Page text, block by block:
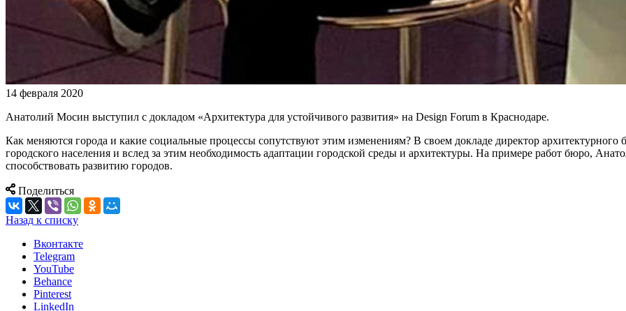
14 февраля 2020
Анатолий Мосин выступил с докладом «Архитектура для устойчивого развития» на Design Forum в Краснодаре.
Как меняются города и какие социальные процессы сопутствуют этим изменениям? В своем докладе директор
городского населения и вслед за этим необходимость адаптации городской среды и архитектуры. На примере работ бюро,
способствовать развитию городов.
Поделиться
Назад к списку
Вконтакте
Telegram
YouTube
Behance
Pinterest
LinkedIn